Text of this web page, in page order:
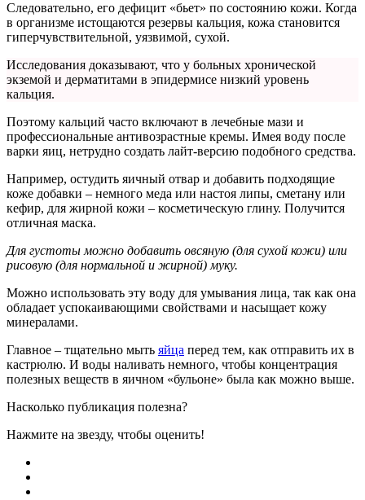
Следовательно, его дефицит «бьет» по состоянию кожи. Когда
в организме истощаются резервы кальция, кожа становится
гиперчувствительной, уязвимой, сухой.
Исследования доказывают, что у больных хронической
экземой и дерматитами в эпидермисе низкий уровень
кальция.
Поэтому кальций часто включают в лечебные мази и
профессиональные антивозрастные кремы. Имея воду после
варки яиц, нетрудно создать лайт-версию подобного средства.
Например, остудить яичный отвар и добавить подходящие
коже добавки – немного меда или настоя липы, сметану или
кефир, для жирной кожи – косметическую глину. Получится
отличная маска.
Для густоты можно добавить овсяную (для сухой кожи) или
рисовую (для нормальной и жирной) муку.
Можно использовать эту воду для умывания лица, так как она
обладает успокаивающими свойствами и насыщает кожу
минералами.
Главное – тщательно мыть яйца перед тем, как отправить их в
кастрюлю. И воды наливать немного, чтобы концентрация
полезных веществ в яичном «бульоне» была как можно выше.
Насколько публикация полезна?
Нажмите на звезду, чтобы оценить!